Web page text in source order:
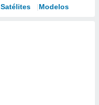
Satélites Modelos